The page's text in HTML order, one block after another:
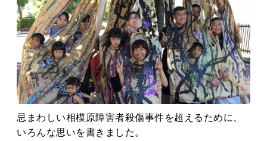
忌まわしい相模原障害者殺傷事件を超えるために、
いろんな思いを書きました。